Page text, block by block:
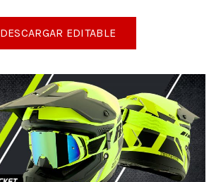
DESCARGAR EDITABLE